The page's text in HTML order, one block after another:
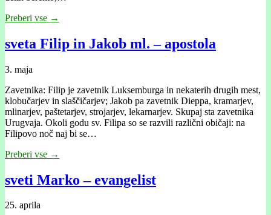
Preberi vse →
sveta Filip in Jakob ml. – apostola
3. maja
Zavetnika: Filip je zavetnik Luksemburga in nekaterih drugih mest,
klobučarjev in slaščičarjev; Jakob pa zavetnik Dieppa, kramarjev,
mlinarjev, paštetarjev, strojarjev, lekarnarjev. Skupaj sta zavetnika
Urugvaja. Okoli godu sv. Filipa so se razvili različni običaji: na
Filipovo noč naj bi se…
Preberi vse →
sveti Marko – evangelist
25. aprila